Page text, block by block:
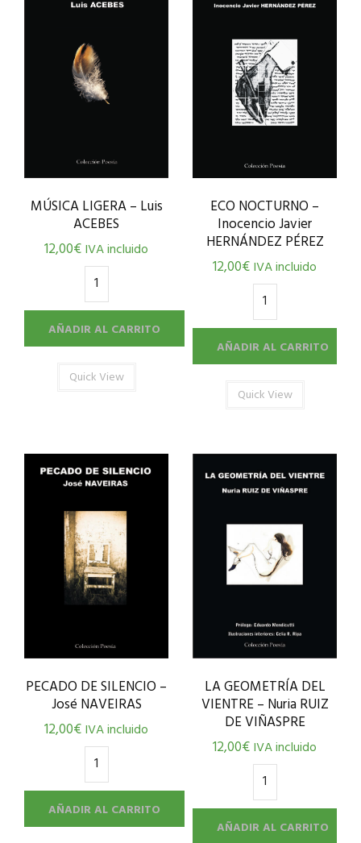
MÚSICA LIGERA – Luis
ACEBES
12,00€IVA incluido
AÑADIR AL CARRITO
Quick View
ECO NOCTURNO –
Inocencio Javier
HERNÁNDEZ PÉREZ
12,00€IVA incluido
AÑADIR AL CARRITO
Quick View
PECADO DE SILENCIO –
José NAVEIRAS
12,00€IVA incluido
AÑADIR AL CARRITO
LA GEOMETRÍA DEL
VIENTRE – Nuria RUIZ
DE VIÑASPRE
12,00€IVA incluido
AÑADIR AL CARRITO